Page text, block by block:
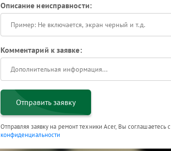
Описание неисправности:
Комментарий к заявке:
Отправить заявку
Отправляя заявку на ремонт техники Acer, Вы соглашаетесь с
конфиденциальности